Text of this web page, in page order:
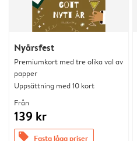
Nyårsfest
Premiumkort med tre olika val av
papper
Uppsättning med 10 kort
Från
139 kr
offers Fasta låga priser